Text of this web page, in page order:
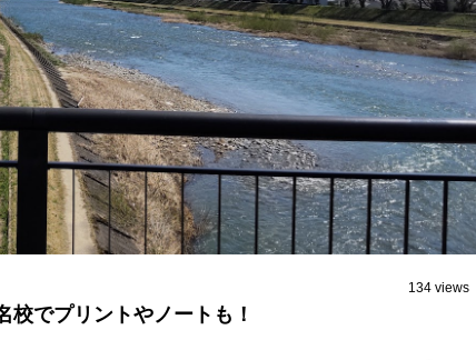
134 views
でプリントやノートも！